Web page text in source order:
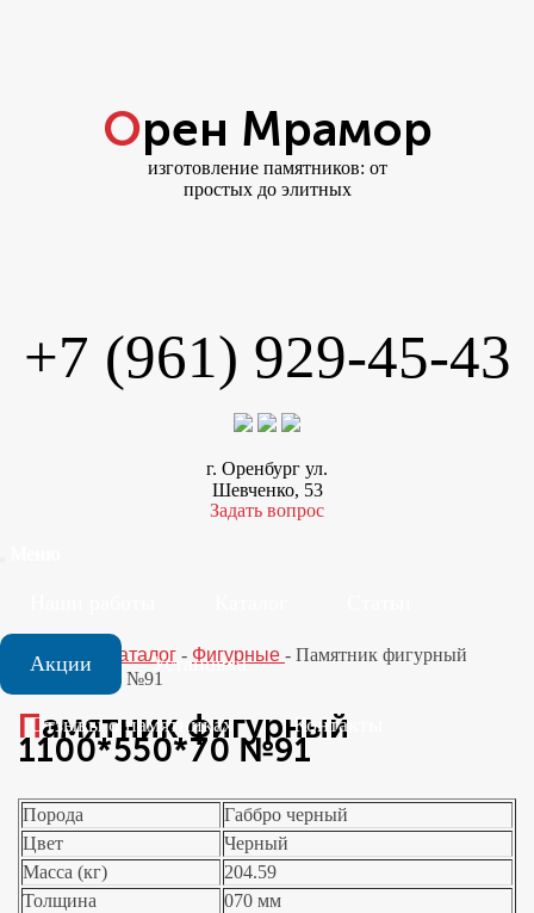
Орен Мрамор
изготовление памятников: от
простых до элитных
+7 (961) 929-45-43
г. Оренбург ул.
Шевченко, 53
Задать вопрос
Акции Установка
Отзывы о памятниках Контакты
Главная Каталог - Фигурные - Памятник фигурный
1100*550*70 №91
Памятник фигурный
1100*550*70 №91
Порода
Габбро черный
Цвет
Черный
Масса (кг)
204.59
Толщина
070 мм